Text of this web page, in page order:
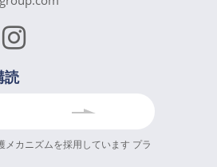
読
メカニズムを採用しています プラ